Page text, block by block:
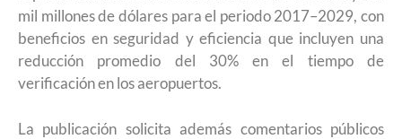
mil millones de dólares para el periodo 2017–2029, con
beneficios en seguridad y eficiencia que incluyen una
reducción promedio del 30% en el tiempo de
verificación en los aeropuertos.
La publicación solicita además comentarios públicos